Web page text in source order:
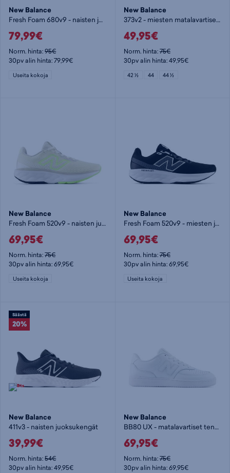
New Balance
Fresh Foam 680v9 - naisten juoksukengät
79,99€
Norm. hinta:95€
30pv alin hinta: 79,99€
Useita kokoja
New Balance
373v2 - miesten matalavartiset tennarit
49,95€
Norm. hinta:75€
30pv alin hinta: 49,95€
42 ½ 44 44 ½
New Balance
Fresh Foam 520v9 - naisten juoksukengät
69,95€
Norm. hinta:75€
30pv alin hinta: 69,95€
Useita kokoja
New Balance
Fresh Foam 520v9 - miesten juoksukengät
69,95€
Norm. hinta:75€
30pv alin hinta: 69,95€
Useita kokoja
Säästä
20%
New Balance
411v3 - naisten juoksukengät
39,99€
Norm. hinta:54€
30pv alin hinta: 49,95€
New Balance
BB80 UX - matalavartiset tennarit
69,95€
Norm. hinta:75€
30pv alin hinta: 69,95€